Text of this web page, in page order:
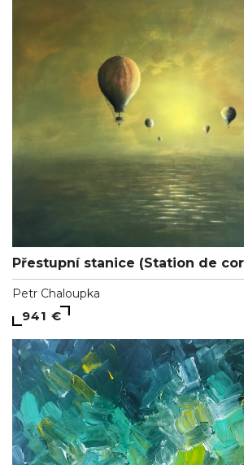
Přestupní stanice (Station de
Petr Chaloupka
941 €